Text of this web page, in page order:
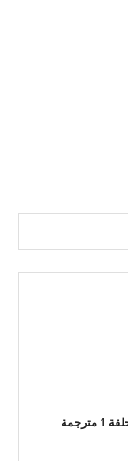
برنامج بارك بوغوم حلاق القرية حلقة 1 مترجمة